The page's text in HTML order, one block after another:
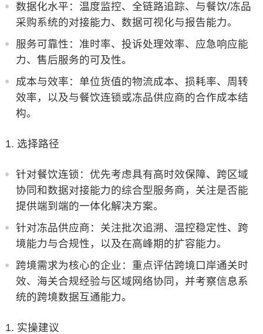
数据化水平：温度监控、全链路追踪、与餐饮/冻品
采购系统的对接能力、数据可视化与报告能力。
服务可靠性：准时率、投诉处理效率、应急响应能
力、售后服务的可及性。
成本与效率：单位货值的物流成本、损耗率、周转
效率，以及与餐饮连锁或冻品供应商的合作成本结
构。
选择路径
针对餐饮连锁：优先考虑具有高时效保障、跨区域
协同和数据对接能力的综合型服务商，关注是否能
提供端到端的一体化解决方案。
针对冻品供应商：关注批次追溯、温控稳定性、跨
境能力与合规性，以及在高峰期的扩容能力。
跨境需求为核心的企业：重点评估跨境口岸通关时
效、海关合规经验与区域网络协同，并考察信息系
统的跨境数据互通能力。
实操建议